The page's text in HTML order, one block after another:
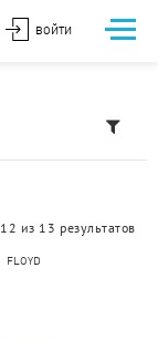
ВОЙТИ
из 13 результатов
FLOYD